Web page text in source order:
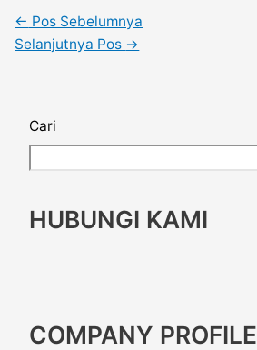
← Pos Sebelumnya
Selanjutnya Pos →
Cari
HUBUNGI KAMI
COMPANY PROFILE